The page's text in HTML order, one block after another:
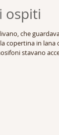
ospiti
che
copertina in lana
stavano